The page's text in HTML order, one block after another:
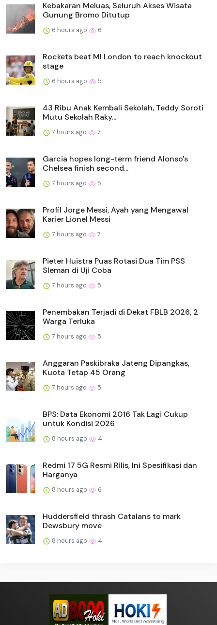
Kebakaran Meluas, Seluruh Akses Wisata
Gunung Bromo Ditutup
6 hours ago 6
Rockets beat MI London to reach knockout
stage
6 hours ago 5
43 Ribu Anak Kembali Sekolah, Teddy Soroti
Mutu Sekolah Raky...
7 hours ago 7
Garcia hopes long-term friend Alonso's
Chelsea finish second...
7 hours ago 5
Profil Jorge Messi, Ayah yang Mengawal
Karier Lionel Messi
7 hours ago 7
Pieter Huistra Puas Rotasi Dua Tim PSS
Sleman di Uji Coba
7 hours ago 5
Penembakan Terjadi di Dekat FBLB 2026, 2
Warga Terluka
7 hours ago 5
Anggaran Paskibraka Jateng Dipangkas,
Kuota Tetap 45 Orang
7 hours ago 5
BPS: Data Ekonomi 2016 Tak Lagi Cukup
untuk Kondisi 2026
8 hours ago 4
Redmi 17 5G Resmi Rilis, Ini Spesifikasi dan
Harganya
8 hours ago 6
Huddersfield thrash Catalans to mark
Dewsbury move
8 hours ago 4